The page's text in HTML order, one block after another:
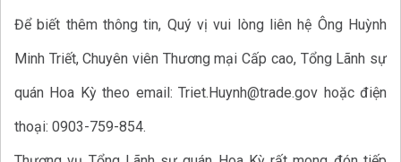
Để biết thêm thông tin, Quý vị vui lòng liên hệ Ông Huỳnh
Minh Triết, Chuyên viên Thương mại Cấp cao, Tổng Lãnh sự
quán Hoa Kỳ theo email: Triet.Huynh@trade.gov hoặc điện
thoại: 0903-759-854.